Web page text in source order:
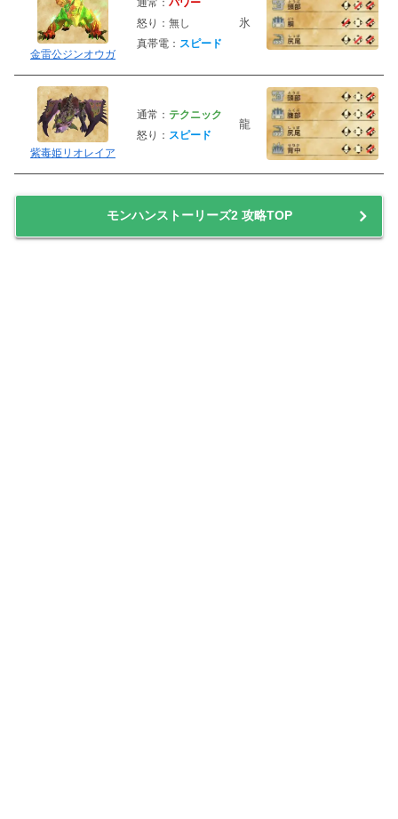
金雷公ジンオウガ
怒り：無し
真帯電： スピード
氷
紫毒姫リオレイア
通常： テクニック
怒り： スピード
龍
モンハンストーリーズ2 攻略TOP